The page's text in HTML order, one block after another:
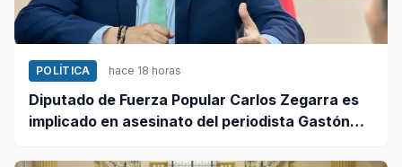
POLÍTICA hace 18 horas
Diputado de Fuerza Popular Carlos Zegarra es
implicado en asesinato del periodista Gastón